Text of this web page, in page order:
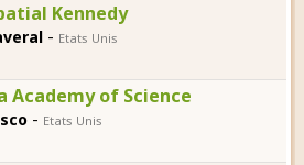
Kennedy
- Etats Unis
Academy of Science
- Etats Unis